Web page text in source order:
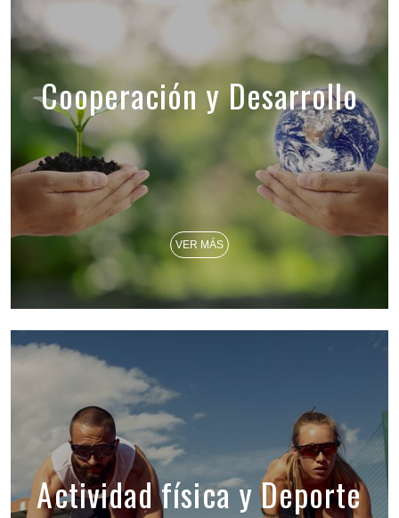
Cooperación y Desarrollo
VER MÁS
Actividad física y Deporte